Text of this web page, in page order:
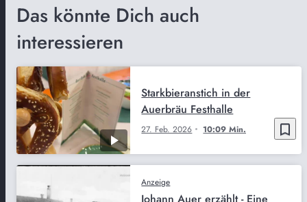
Das könnte Dich auch
interessieren
bookmark_border
27. Feb. 2026 10:09 Min.
Starkbieranstich in der
Auerbräu Festhalle
Anzeige
Johann Auer erzählt - Eine